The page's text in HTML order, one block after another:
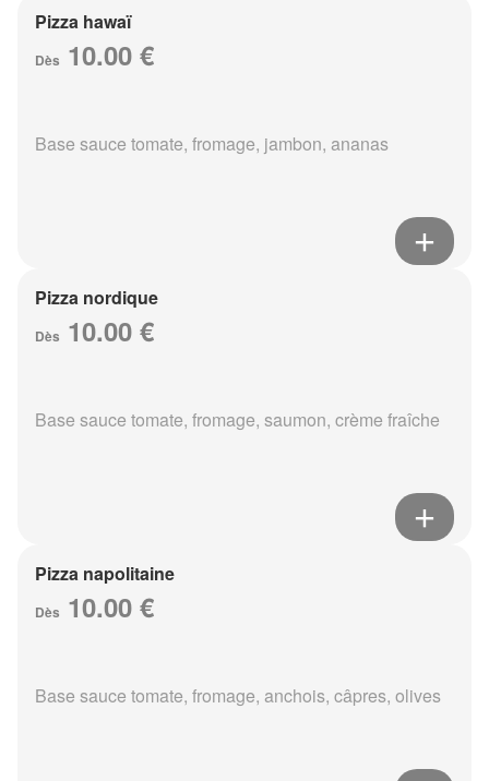
Pizza hawaï
Dès 10.00 €
Base sauce tomate, fromage, jambon, ananas
Pizza nordique
Dès 10.00 €
Base sauce tomate, fromage, saumon, crème fraîche
Pizza napolitaine
Dès 10.00 €
Base sauce tomate, fromage, anchois, câpres, olives